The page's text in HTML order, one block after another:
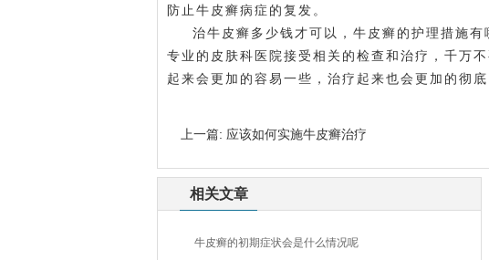
防止牛皮癣病症的复发。
治牛皮癣多少钱才可以，牛皮癣的护理措施
专业的皮肤科医院接受相关的检查和治疗，千万
起来会更加的容易一些，治疗起来也会更加的彻底
上一篇: 应该如何实施牛皮癣治疗
相关文章
牛皮癣的初期症状会是什么情况呢